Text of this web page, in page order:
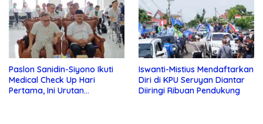
Paslon Sanidin-Siyono Ikuti
Medical Check Up Hari
Pertama, Ini Urutan
Iswanti-Mistius Mendaftarkan
Diri di KPU Seruyan Diantar
Diiringi Ribuan Pendukung